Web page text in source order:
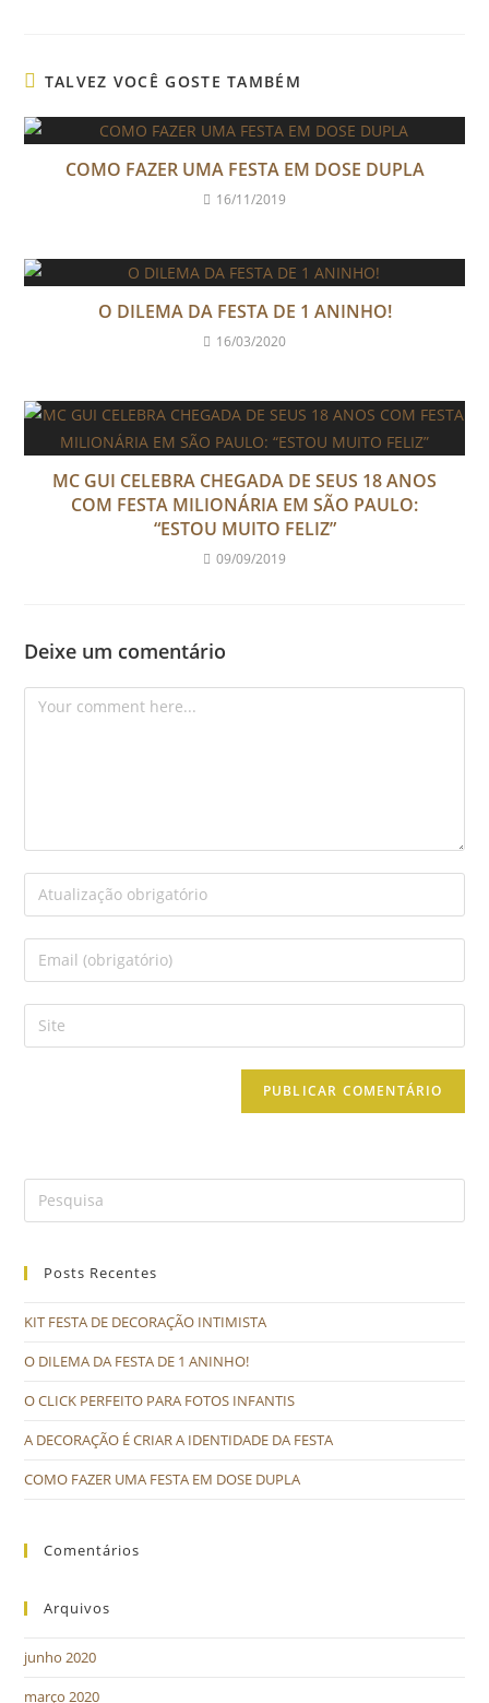
TALVEZ VOCÊ GOSTE TAMBÉM
COMO FAZER UMA FESTA EM DOSE DUPLA
16/11/2019
O DILEMA DA FESTA DE 1 ANINHO!
16/03/2020
MC GUI CELEBRA CHEGADA DE SEUS 18 ANOS
COM FESTA MILIONÁRIA EM SÃO PAULO:
“ESTOU MUITO FELIZ”
09/09/2019
Deixe um comentário
Posts Recentes
KIT FESTA DE DECORAÇÃO INTIMISTA
O DILEMA DA FESTA DE 1 ANINHO!
O CLICK PERFEITO PARA FOTOS INFANTIS
A DECORAÇÃO É CRIAR A IDENTIDADE DA FESTA
COMO FAZER UMA FESTA EM DOSE DUPLA
Comentários
Arquivos
junho 2020
março 2020